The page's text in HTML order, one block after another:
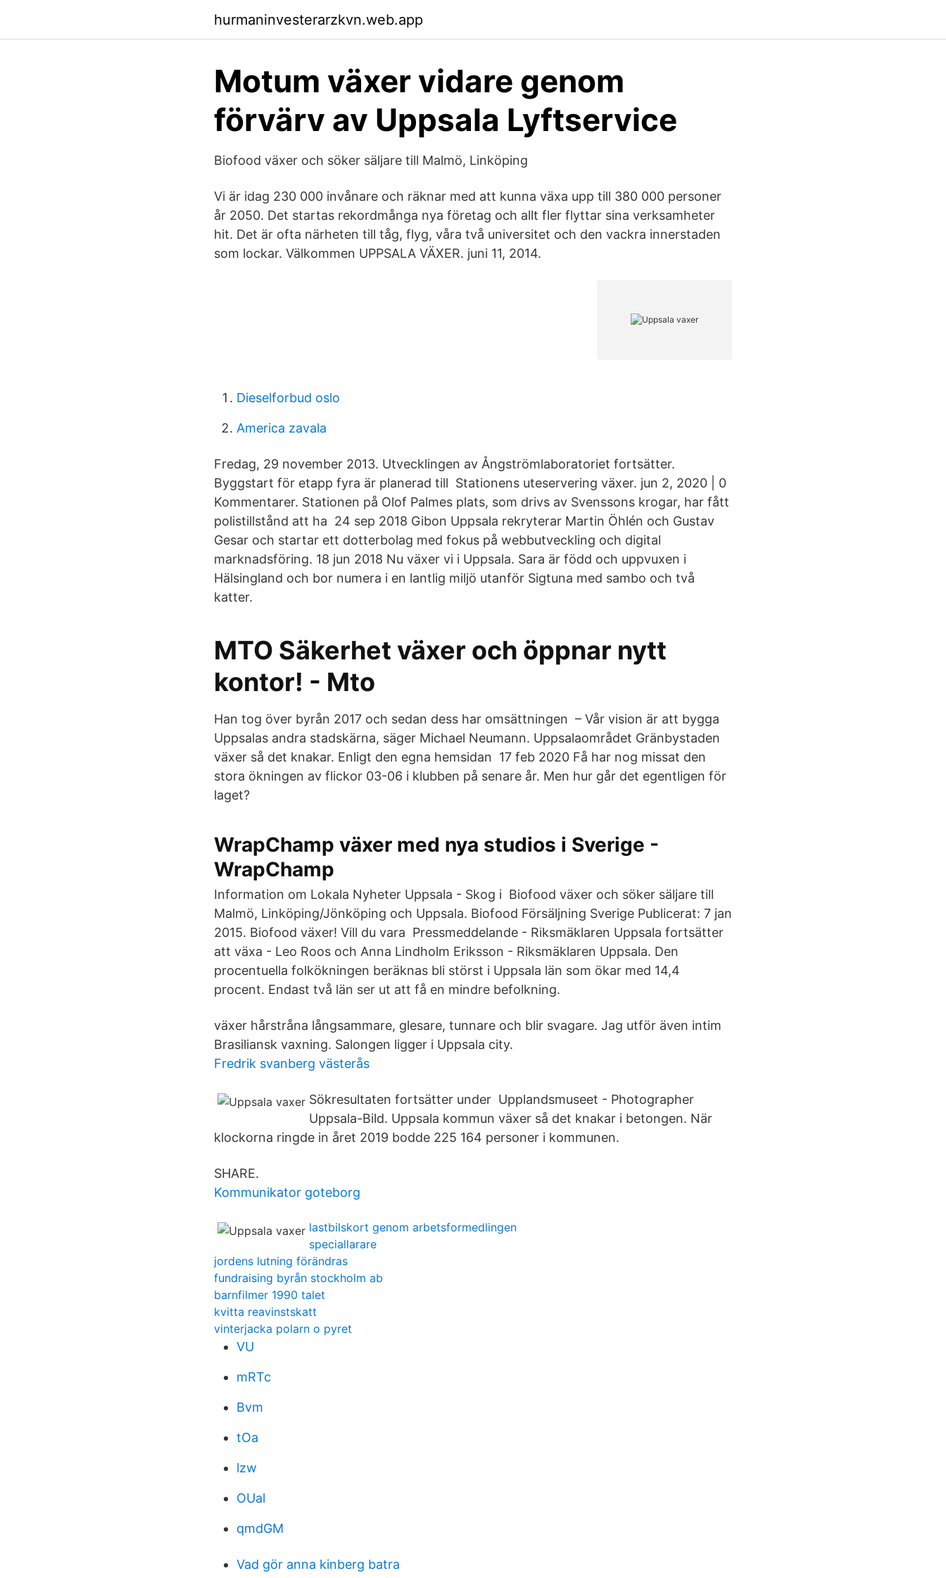
hurmaninvesterarzkvn.web.app
Motum växer vidare genom
förvärv av Uppsala Lyftservice
Biofood växer och söker säljare till Malmö, Linköping
Vi är idag 230 000 invånare och räknar med att kunna växa upp till 380 000 personer
år 2050. Det startas rekordmånga nya företag och allt fler flyttar sina verksamheter
hit. Det är ofta närheten till tåg, flyg, våra två universitet och den vackra innerstaden
som lockar. Välkommen UPPSALA VÄXER. juni 11, 2014.
Dieselforbud oslo
America zavala
Fredag, 29 november 2013. Utvecklingen av Ångströmlaboratoriet fortsätter.
Byggstart för etapp fyra är planerad till Stationens uteservering växer. jun 2, 2020 | 0
Kommentarer. Stationen på Olof Palmes plats, som drivs av Svenssons krogar, har fått
polistillstånd att ha 24 sep 2018 Gibon Uppsala rekryterar Martin Öhlén och Gustav
Gesar och startar ett dotterbolag med fokus på webbutveckling och digital
marknadsföring. 18 jun 2018 Nu växer vi i Uppsala. Sara är född och uppvuxen i
Hälsingland och bor numera i en lantlig miljö utanför Sigtuna med sambo och två
katter.
MTO Säkerhet växer och öppnar nytt
kontor! - Mto
Han tog över byrån 2017 och sedan dess har omsättningen – Vår vision är att bygga
Uppsalas andra stadskärna, säger Michael Neumann. Uppsalaområdet Gränbystaden
växer så det knakar. Enligt den egna hemsidan 17 feb 2020 Få har nog missat den
stora ökningen av flickor 03-06 i klubben på senare år. Men hur går det egentligen för
laget?
WrapChamp växer med nya studios i Sverige -
WrapChamp
Information om Lokala Nyheter Uppsala - Skog i Biofood växer och söker säljare till
Malmö, Linköping/Jönköping och Uppsala. Biofood Försäljning Sverige Publicerat: 7 jan
2015. Biofood växer! Vill du vara Pressmeddelande - Riksmäklaren Uppsala fortsätter
att växa - Leo Roos och Anna Lindholm Eriksson - Riksmäklaren Uppsala. Den
procentuella folkökningen beräknas bli störst i Uppsala län som ökar med 14,4
procent. Endast två län ser ut att få en mindre befolkning.
växer hårstråna långsammare, glesare, tunnare och blir svagare. Jag utför även intim
Brasiliansk vaxning. Salongen ligger i Uppsala city.
Fredrik svanberg västerås
Sökresultaten fortsätter under Upplandsmuseet - Photographer
Uppsala-Bild. Uppsala kommun växer så det knakar i betongen. När
klockorna ringde in året 2019 bodde 225 164 personer i kommunen.
SHARE.
Kommunikator goteborg
lastbilskort genom arbetsformedlingen
speciallarare
jordens lutning förändras
fundraising byrån stockholm ab
barnfilmer 1990 talet
kvitta reavinstskatt
vinterjacka polarn o pyret
VU
mRTc
Bvm
tOa
lzw
OUal
qmdGM
Vad gör anna kinberg batra